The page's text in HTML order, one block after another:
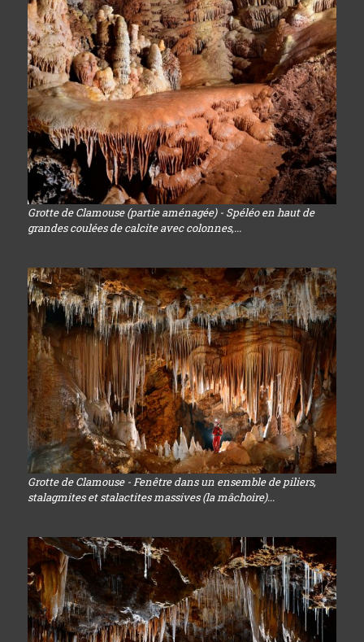
Grotte de Clamouse (partie aménagée) - Spéléo en haut de
grandes coulées de calcite avec colonnes,...
Grotte de Clamouse - Fenêtre dans un ensemble de piliers,
stalagmites et stalactites massives (la mâchoire)...